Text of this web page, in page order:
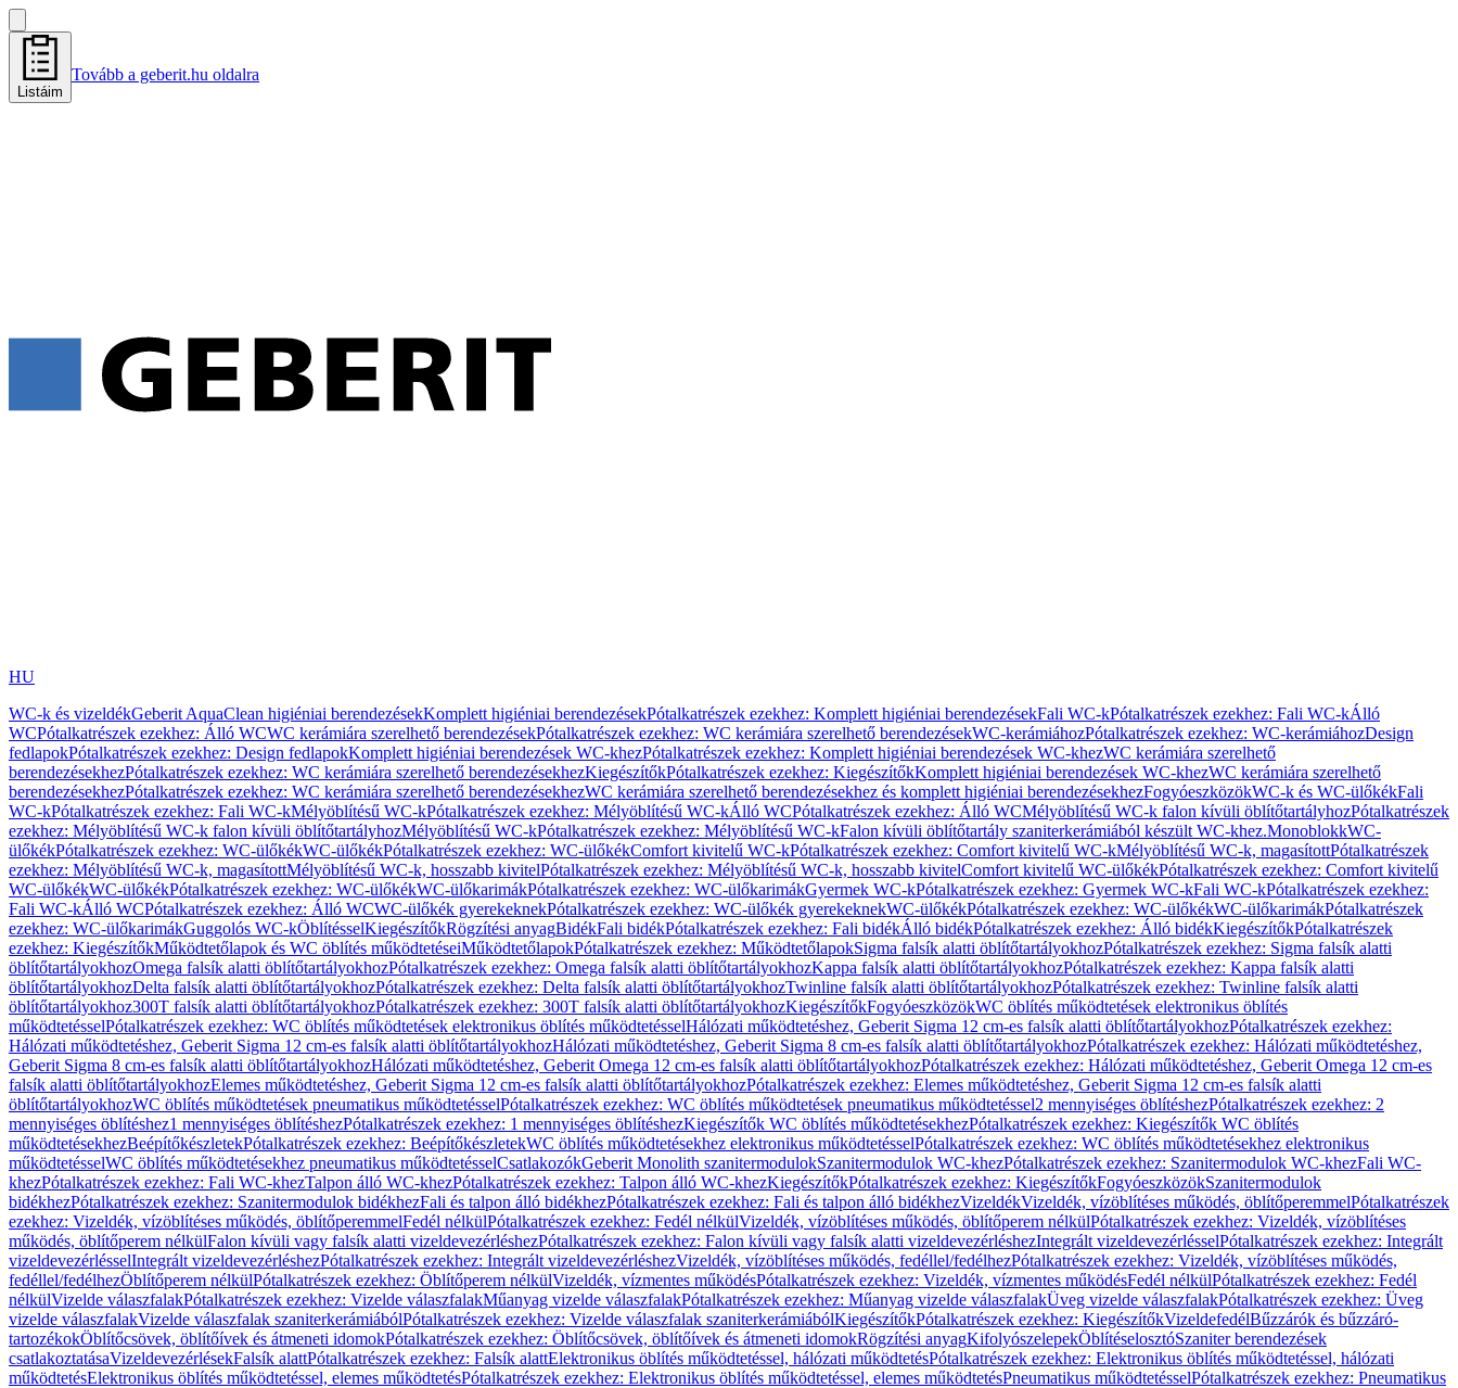
Listáim
Tovább a geberit.hu oldalra
HU
WC-k és vizeldékGeberit AquaClean higiéniai berendezésekKomplett higiéniai berendezésekPótalkatrészek ezekhez: Komplett higiéniai berendezésekFali WC-kPótalkatrészek ezekhez: Fali WC-kÁlló
WCPótalkatrészek ezekhez: Álló WCWC kerámiára szerelhető berendezésekPótalkatrészek ezekhez: WC kerámiára szerelhető berendezésekWC-kerámiáhozPótalkatrészek ezekhez: WC-kerámiáhozDesign
fedlapokPótalkatrészek ezekhez: Design fedlapokKomplett higiéniai berendezések WC-khezPótalkatrészek ezekhez: Komplett higiéniai berendezések WC-khezWC kerámiára szerelhető
berendezésekhezPótalkatrészek ezekhez: WC kerámiára szerelhető berendezésekhezKiegészítőkPótalkatrészek ezekhez: KiegészítőkKomplett higiéniai berendezések WC-khezWC kerámiára szerelhető
berendezésekhezPótalkatrészek ezekhez: WC kerámiára szerelhető berendezésekhezWC kerámiára szerelhető berendezésekhez és komplett higiéniai berendezésekhezFogyóeszközökWC-k és WC-ülőkékFali
WC-kPótalkatrészek ezekhez: Fali WC-kMélyöblítésű WC-kPótalkatrészek ezekhez: Mélyöblítésű WC-kÁlló WCPótalkatrészek ezekhez: Álló WCMélyöblítésű WC-k falon kívüli öblítőtartályhozPótalkatrészek
ezekhez: Mélyöblítésű WC-k falon kívüli öblítőtartályhozMélyöblítésű WC-kPótalkatrészek ezekhez: Mélyöblítésű WC-kFalon kívüli öblítőtartály szaniterkerámiából készült WC-khez.MonoblokkWC-
ülőkékPótalkatrészek ezekhez: WC-ülőkékWC-ülőkékPótalkatrészek ezekhez: WC-ülőkékComfort kivitelű WC-kPótalkatrészek ezekhez: Comfort kivitelű WC-kMélyöblítésű WC-k, magasítottPótalkatrészek
ezekhez: Mélyöblítésű WC-k, magasítottMélyöblítésű WC-k, hosszabb kivitelPótalkatrészek ezekhez: Mélyöblítésű WC-k, hosszabb kivitelComfort kivitelű WC-ülőkékPótalkatrészek ezekhez: Comfort kivitelű
WC-ülőkékWC-ülőkékPótalkatrészek ezekhez: WC-ülőkékWC-ülőkarimákPótalkatrészek ezekhez: WC-ülőkarimákGyermek WC-kPótalkatrészek ezekhez: Gyermek WC-kFali WC-kPótalkatrészek ezekhez:
Fali WC-kÁlló WCPótalkatrészek ezekhez: Álló WCWC-ülőkék gyerekeknekPótalkatrészek ezekhez: WC-ülőkék gyerekeknekWC-ülőkékPótalkatrészek ezekhez: WC-ülőkékWC-ülőkarimákPótalkatrészek
ezekhez: WC-ülőkarimákGuggolós WC-kÖblítésselKiegészítőkRögzítési anyagBidékFali bidékPótalkatrészek ezekhez: Fali bidékÁlló bidékPótalkatrészek ezekhez: Álló bidékKiegészítőkPótalkatrészek
ezekhez: KiegészítőkMűködtetőlapok és WC öblítés működtetéseiMűködtetőlapokPótalkatrészek ezekhez: MűködtetőlapokSigma falsík alatti öblítőtartályokhozPótalkatrészek ezekhez: Sigma falsík alatti
öblítőtartályokhozOmega falsík alatti öblítőtartályokhozPótalkatrészek ezekhez: Omega falsík alatti öblítőtartályokhozKappa falsík alatti öblítőtartályokhozPótalkatrészek ezekhez: Kappa falsík alatti
öblítőtartályokhozDelta falsík alatti öblítőtartályokhozPótalkatrészek ezekhez: Delta falsík alatti öblítőtartályokhozTwinline falsík alatti öblítőtartályokhozPótalkatrészek ezekhez: Twinline falsík alatti
öblítőtartályokhoz300T falsík alatti öblítőtartályokhozPótalkatrészek ezekhez: 300T falsík alatti öblítőtartályokhozKiegészítőkFogyóeszközökWC öblítés működtetések elektronikus öblítés
működtetésselPótalkatrészek ezekhez: WC öblítés működtetések elektronikus öblítés működtetésselHálózati működtetéshez, Geberit Sigma 12 cm-es falsík alatti öblítőtartályokhozPótalkatrészek ezekhez:
Hálózati működtetéshez, Geberit Sigma 12 cm-es falsík alatti öblítőtartályokhozHálózati működtetéshez, Geberit Sigma 8 cm-es falsík alatti öblítőtartályokhozPótalkatrészek ezekhez: Hálózati működtetéshez,
Geberit Sigma 8 cm-es falsík alatti öblítőtartályokhozHálózati működtetéshez, Geberit Omega 12 cm-es falsík alatti öblítőtartályokhozPótalkatrészek ezekhez: Hálózati működtetéshez, Geberit Omega 12 cm-es
falsík alatti öblítőtartályokhozElemes működtetéshez, Geberit Sigma 12 cm-es falsík alatti öblítőtartályokhozPótalkatrészek ezekhez: Elemes működtetéshez, Geberit Sigma 12 cm-es falsík alatti
öblítőtartályokhozWC öblítés működtetések pneumatikus működtetésselPótalkatrészek ezekhez: WC öblítés működtetések pneumatikus működtetéssel2 mennyiséges öblítéshezPótalkatrészek ezekhez: 2
mennyiséges öblítéshez1 mennyiséges öblítéshezPótalkatrészek ezekhez: 1 mennyiséges öblítéshezKiegészítők WC öblítés működtetésekhezPótalkatrészek ezekhez: Kiegészítők WC öblítés
működtetésekhezBeépítőkészletekPótalkatrészek ezekhez: BeépítőkészletekWC öblítés működtetésekhez elektronikus működtetésselPótalkatrészek ezekhez: WC öblítés működtetésekhez elektronikus
működtetésselWC öblítés működtetésekhez pneumatikus működtetésselCsatlakozókGeberit Monolith szanitermodulokSzanitermodulok WC-khezPótalkatrészek ezekhez: Szanitermodulok WC-khezFali WC-
khezPótalkatrészek ezekhez: Fali WC-khezTalpon álló WC-khezPótalkatrészek ezekhez: Talpon álló WC-khezKiegészítőkPótalkatrészek ezekhez: KiegészítőkFogyóeszközökSzanitermodulok
bidékhezPótalkatrészek ezekhez: Szanitermodulok bidékhezFali és talpon álló bidékhezPótalkatrészek ezekhez: Fali és talpon álló bidékhezVizeldékVizeldék, vízöblítéses működés, öblítőperemmelPótalkatrészek
ezekhez: Vizeldék, vízöblítéses működés, öblítőperemmelFedél nélkülPótalkatrészek ezekhez: Fedél nélkülVizeldék, vízöblítéses működés, öblítőperem nélkülPótalkatrészek ezekhez: Vizeldék, vízöblítéses
működés, öblítőperem nélkülFalon kívüli vagy falsík alatti vizeldevezérléshezPótalkatrészek ezekhez: Falon kívüli vagy falsík alatti vizeldevezérléshezIntegrált vizeldevezérlésselPótalkatrészek ezekhez: Integrált
vizeldevezérlésselIntegrált vizeldevezérléshezPótalkatrészek ezekhez: Integrált vizeldevezérléshezVizeldék, vízöblítéses működés, fedéllel/fedélhezPótalkatrészek ezekhez: Vizeldék, vízöblítéses működés,
fedéllel/fedélhezÖblítőperem nélkülPótalkatrészek ezekhez: Öblítőperem nélkülVizeldék, vízmentes működésPótalkatrészek ezekhez: Vizeldék, vízmentes működésFedél nélkülPótalkatrészek ezekhez: Fedél
nélkülVizelde válaszfalakPótalkatrészek ezekhez: Vizelde válaszfalakMűanyag vizelde válaszfalakPótalkatrészek ezekhez: Műanyag vizelde válaszfalakÜveg vizelde válaszfalakPótalkatrészek ezekhez: Üveg
vizelde válaszfalakVizelde válaszfalak szaniterkerámiábólPótalkatrészek ezekhez: Vizelde válaszfalak szaniterkerámiábólKiegészítőkPótalkatrészek ezekhez: KiegészítőkVizeldefedélBűzzárók és bűzzáró-
tartozékokÖblítőcsövek, öblítőívek és átmeneti idomokPótalkatrészek ezekhez: Öblítőcsövek, öblítőívek és átmeneti idomokRögzítési anyagKifolyószelepekÖblítéselosztóSzaniter berendezések
csatlakoztatásaVizeldevezérlésekFalsík alattPótalkatrészek ezekhez: Falsík alattElektronikus öblítés működtetéssel, hálózati működtetésPótalkatrészek ezekhez: Elektronikus öblítés működtetéssel, hálózati
működtetésElektronikus öblítés működtetéssel, elemes működtetésPótalkatrészek ezekhez: Elektronikus öblítés működtetéssel, elemes működtetésPneumatikus működtetésselPótalkatrészek ezekhez: Pneumatikus